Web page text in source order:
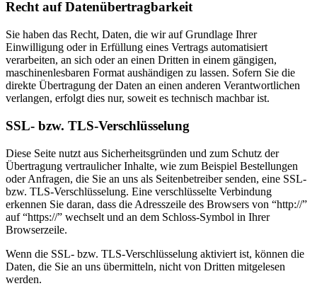
Recht auf Datenübertragbarkeit
Sie haben das Recht, Daten, die wir auf Grundlage Ihrer
Einwilligung oder in Erfüllung eines Vertrags automatisiert
verarbeiten, an sich oder an einen Dritten in einem gängigen,
maschinenlesbaren Format aushändigen zu lassen. Sofern Sie die
direkte Übertragung der Daten an einen anderen Verantwortlichen
verlangen, erfolgt dies nur, soweit es technisch machbar ist.
SSL- bzw. TLS-Verschlüsselung
Diese Seite nutzt aus Sicherheitsgründen und zum Schutz der
Übertragung vertraulicher Inhalte, wie zum Beispiel Bestellungen
oder Anfragen, die Sie an uns als Seitenbetreiber senden, eine SSL-
bzw. TLS-Verschlüsselung. Eine verschlüsselte Verbindung
erkennen Sie daran, dass die Adresszeile des Browsers von “http://”
auf “https://” wechselt und an dem Schloss-Symbol in Ihrer
Browserzeile.
Wenn die SSL- bzw. TLS-Verschlüsselung aktiviert ist, können die
Daten, die Sie an uns übermitteln, nicht von Dritten mitgelesen
werden.